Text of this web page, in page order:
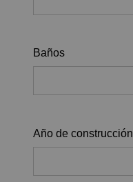
Baños
Año de construcción